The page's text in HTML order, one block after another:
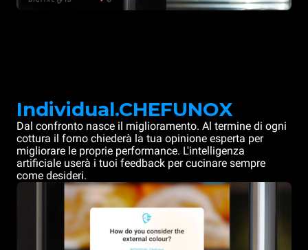
Individual.CHEFUNOX
Dal confronto nasce il miglioramento. Al termine di ogni
cottura il forno chiederà la tua opinione esperta per
migliorare le proprie performance. L'intelligenza
artificiale userà i tuoi feedback per cucinare sempre
come desideri.